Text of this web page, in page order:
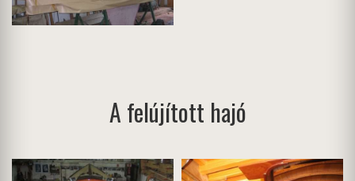
A felújított hajó